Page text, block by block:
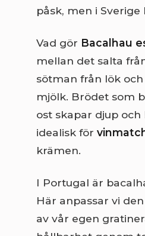
påsk, men i
Vad gör Bacalhau
mellan det salta
sötman från lök
mjölk. Brödet som
ost skapar djup och
idealisk för
krämen.
I Portugal är
Här anpassar vi
av vår egen